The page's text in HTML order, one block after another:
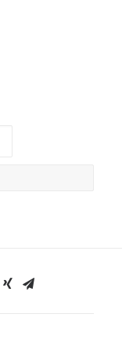
passe. Pour